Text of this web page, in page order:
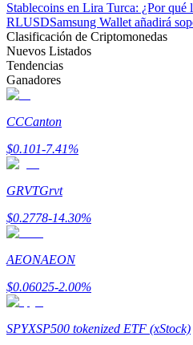
Bloqueos BTR
Inversiones exclusivas para
Préstamos
Servicio de préstamos
Stablecoins en Lira Turca: ¿Por qué
RLUSDSamsung Wallet añadirá
Clasificación de Criptomonedas
Nuevos Listados
Tendencias
Ganadores
CCCanton
$0.101-7.41%
GRVTGrvt
$0.2778-14.30%
AEONAEON
$0.06025-2.00%
SPYXSP500 tokenized ETF (xStock)